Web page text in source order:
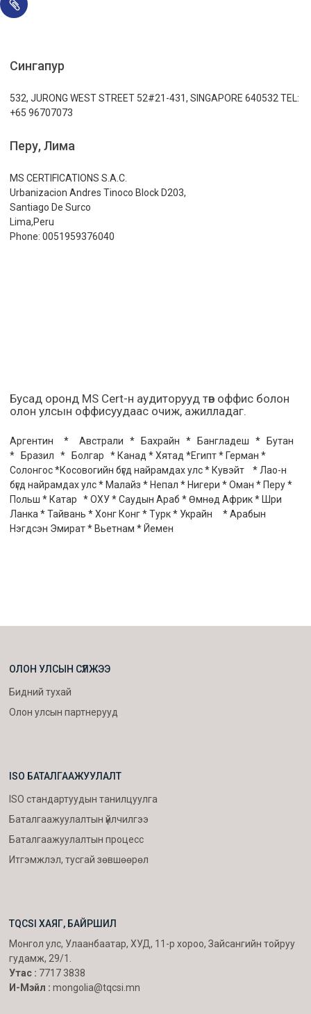
Сингапур
532, JURONG WEST STREET 52#21-431, SINGAPORE 640532 TEL:
+65 96707073
Перу, Лима
MS CERTIFICATIONS S.A.C.
Urbanizacion Andres Tinoco Block D203,
Santiago De Surco
Lima,Peru
Phone: 0051959376040
Бусад оронд MS Cert-н аудиторууд төв оффис болон
олон улсын оффисуудаас очиж, ажилладаг.
Аргентин * Австрали * Бахрайн * Бангладеш * Бутан
* Бразил * Болгар * Канад * Хятад *Египт * Герман *
Солонгос *Косовогийн бүгд найрамдах улс * Кувэйт * Лао-н
бүгд найрамдах улс * Малайз * Непал * Нигери * Оман * Перу *
Польш * Катар * ОХУ * Саудын Араб * Өмнөд Африк * Шри
Ланка * Тайвань * Хонг Конг * Турк * Украйн * Арабын
Нэгдсэн Эмират * Вьетнам * Йемен
ОЛОН УЛСЫН СҮЛЖЭЭ
Бидний тухай
Олон улсын партнерууд
ISO БАТАЛГААЖУУЛАЛТ
ISO стандартуудын танилцуулга
Баталгаажуулалтын үйлчилгээ
Баталгаажуулалтын процесс
Итгэмжлэл, тусгай зөвшөөрөл
TQCSI ХАЯГ, БАЙРШИЛ
Монгол улс, Улаанбаатар, ХУД, 11-р хороо, Зайсангийн тойруу
гудамж, 29/1.
Утас : 7717 3838
И-Мэйл : mongolia@tqcsi.mn